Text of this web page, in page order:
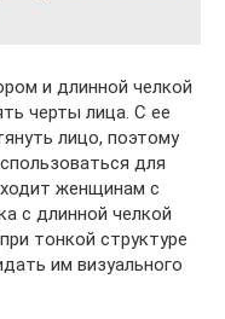
и длинной челкой
черты лица. С ее
лицо, поэтому
для
женщинам с
с длинной челкой
тонкой структуре
им визуального